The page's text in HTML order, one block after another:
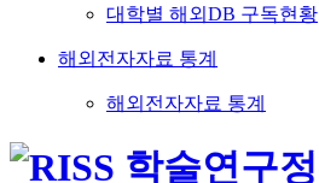
대학별 해외DB 구독현황
해외전자자료 통계
해외전자자료 통계